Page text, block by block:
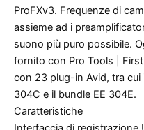
ProFXv3. Frequenze di
assieme ad i
suono più puro possibile.
fornito con Pro Tools |
con 23 plug-in Avid, tra
304C e il bundle EE 304E.
Caratteristiche